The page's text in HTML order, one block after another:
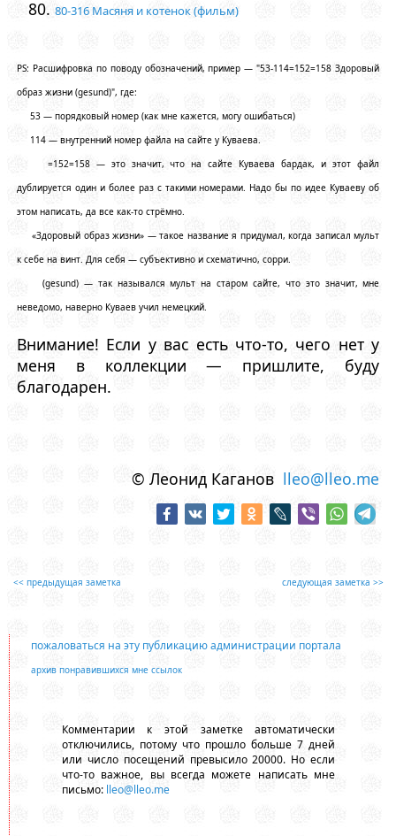
80-316 Масяня и котенок (фильм)
PS: Расшифровка по поводу обозначений, пример — "53-114=152=158 Здоровый
образ жизни (gesund)", где:
53 — порядковый номер (как мне кажется, могу ошибаться)
114 — внутренний номер файла на сайте у Куваева.
=152=158 — это значит, что на сайте Куваева бардак, и этот файл
дублируется один и более раз с такими номерами. Надо бы по идее Куваеву об
этом написать, да все как-то стрёмно.
«Здоровый образ жизни» — такое название я придумал, когда записал мульт
к себе на винт. Для себя — субъективно и схематично, сорри.
(gesund) — так назывался мульт на старом сайте, что это значит, мне
неведомо, наверно Куваев учил немецкий.
Внимание! Если у вас есть что-то, чего нет у
меня в коллекции — пришлите, буду
благодарен.
© Леонид Каганов lleo@lleo.me
<< предыдущая заметка следующая заметка >>
пожаловаться на эту публикацию администрации портала
архив понравившихся мне ссылок
Комментарии к этой заметке автоматически
отключились, потому что прошло больше 7 дней
или число посещений превысило 20000. Но если
что-то важное, вы всегда можете написать мне
письмо: lleo@lleo.me